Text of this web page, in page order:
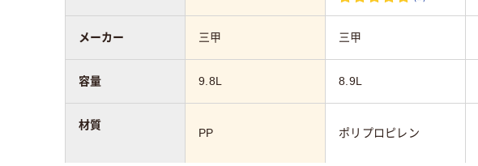
三甲 三甲
9.8L 8.9L
PP ポリプロピレン
メーカー
容量
材質